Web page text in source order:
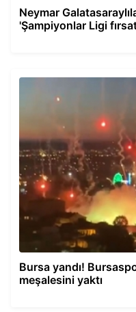
Neymar
'Şampiyonlar Ligi
Bursa yandı!
meşalesini yaktı